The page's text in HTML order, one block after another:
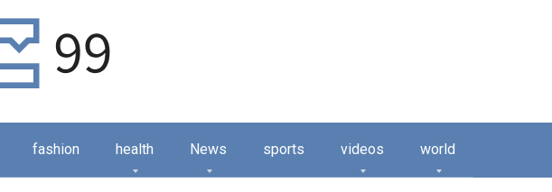
fashion health News sports videos world